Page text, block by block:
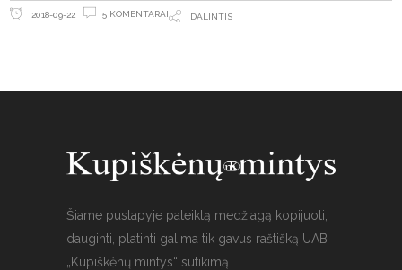
2018-09-22 5 KOMENTARAI DALINTIS
Šiame puslapyje pateiktą medžiagą kopijuoti,
dauginti, platinti galima tik gavus raštišką UAB
„Kupiškėnų mintys“ sutikimą.